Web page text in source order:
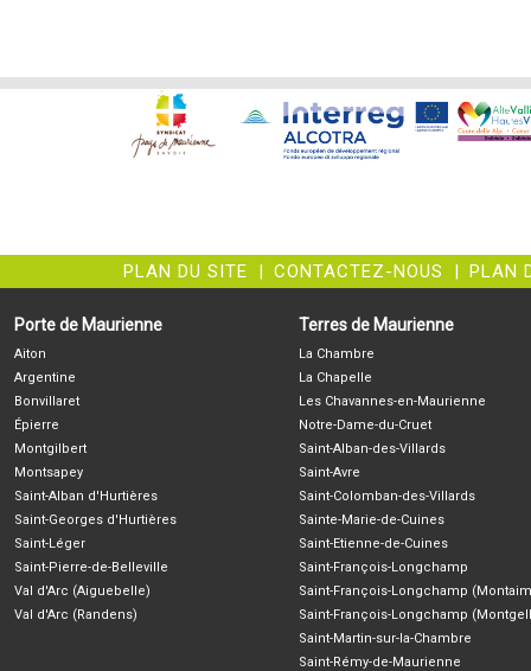
PLAN DU SITE | CONTACTEZ-NOUS | PLAN
Porte de Maurienne
Aiton
Argentine
Bonvillaret
Épierre
Montgilbert
Montsapey
Saint-Alban d'Hurtières
Saint-Georges d'Hurtières
Saint-Léger
Saint-Pierre-de-Belleville
Val d'Arc (Aiguebelle)
Val d'Arc (Randens)
Terres de Maurienne
La Chambre
La Chapelle
Les Chavannes-en-Maurienne
Notre-Dame-du-Cruet
Saint-Alban-des-Villards
Saint-Avre
Saint-Colomban-des-Villards
Sainte-Marie-de-Cuines
Saint-Etienne-de-Cuines
Saint-François-Longchamp
Saint-François-Longchamp
Saint-François-Longchamp
Saint-Martin-sur-la-Chambre
Saint-Rémy-de-Maurienne